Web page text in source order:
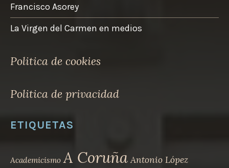
Francisco Asorey
La Virgen del Carmen en medios
Politica de cookies
Politica de privacidad
ETIQUETAS
Academicismo A Coruña Antonio López